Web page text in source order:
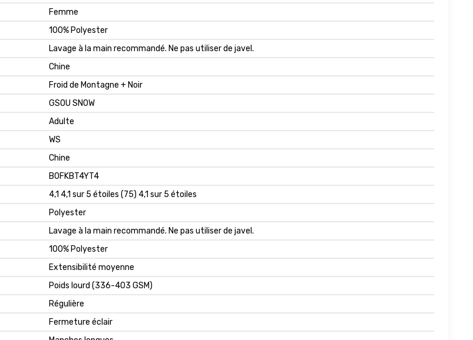
Femme
100% Polyester
Lavage à la main recommandé. Ne pas utiliser de javel.
Chine
Froid de Montagne + Noir
GSOU SNOW
Adulte
WS
Chine
B0FKBT4YT4
4,1 4,1 sur 5 étoiles (75) 4,1 sur 5 étoiles
Polyester
Lavage à la main recommandé. Ne pas utiliser de javel.
100% Polyester
Extensibilité moyenne
Poids lourd (336-403 GSM)
Régulière
Fermeture éclair